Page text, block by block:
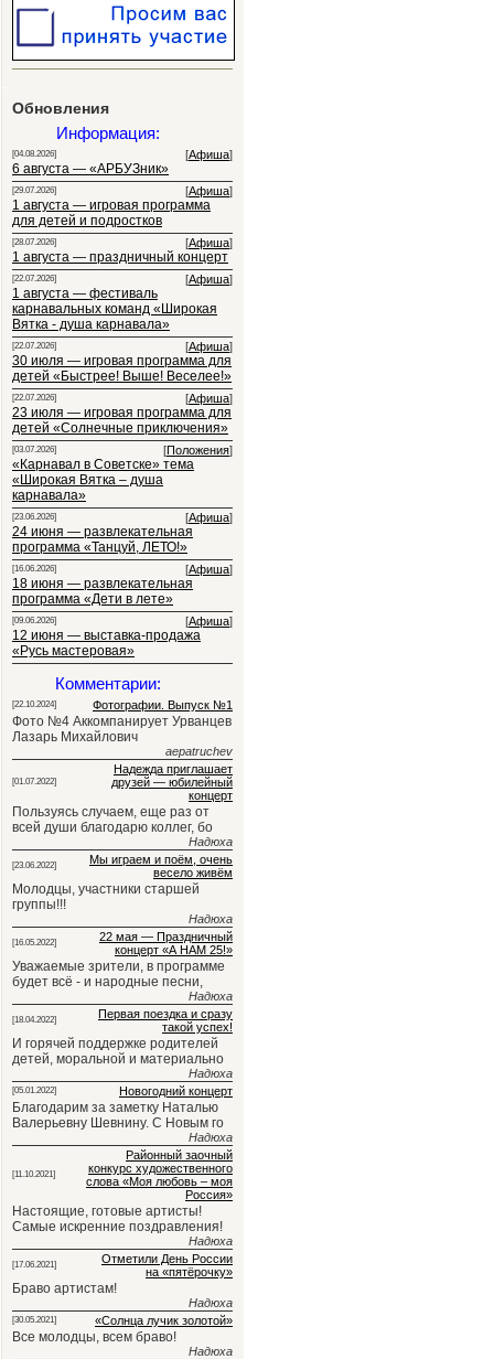
Обновления
Информация:
[04.08.2026] [Афиша]
6 августа — «АРБУЗник»
[29.07.2026] [Афиша]
1 августа — игровая программа
для детей и подростков
[28.07.2026] [Афиша]
1 августа — праздничный концерт
[22.07.2026] [Афиша]
1 августа — фестиваль
карнавальных команд «Широкая
Вятка - душа карнавала»
[22.07.2026] [Афиша]
30 июля — игровая программа для
детей «Быстрее! Выше! Веселее!»
[22.07.2026] [Афиша]
23 июля — игровая программа для
детей «Солнечные приключения»
[03.07.2026] [Положения]
«Карнавал в Советске» тема
«Широкая Вятка – душа
карнавала»
[23.06.2026] [Афиша]
24 июня — развлекательная
программа «Танцуй, ЛЕТО!»
[16.06.2026] [Афиша]
18 июня — развлекательная
программа «Дети в лете»
[09.06.2026] [Афиша]
12 июня — выставка-продажа
«Русь мастеровая»
Комментарии:
[22.10.2024] Фотографии. Выпуск №1
Фото №4 Аккомпанирует Урванцев
Лазарь Михайлович
aepatruchev
[01.07.2022]
Надежда приглашает
друзей — юбилейный
концерт
Пользуясь случаем, еще раз от
всей души благодарю коллег, бо
Надюха
[23.06.2022]
Мы играем и поём, очень
весело живём
Молодцы, участники старшей
группы!!!
Надюха
[16.05.2022]
22 мая — Праздничный
концерт «А НАМ 25!»
Уважаемые зрители, в программе
будет всё - и народные песни,
Надюха
[18.04.2022]
Первая поездка и сразу
такой успех!
И горячей поддержке родителей
детей, моральной и материально
Надюха
[05.01.2022] Новогодний концерт
Благодарим за заметку Наталью
Валерьевну Шевнину. С Новым го
Надюха
[11.10.2021]
Районный заочный
конкурс художественного
слова «Моя любовь – моя
Россия»
Настоящие, готовые артисты!
Самые искренние поздравления!
Надюха
[17.06.2021]
Отметили День России
на «пятёрочку»
Браво артистам!
Надюха
[30.05.2021] «Солнца лучик золотой»
Все молодцы, всем браво!
Надюха